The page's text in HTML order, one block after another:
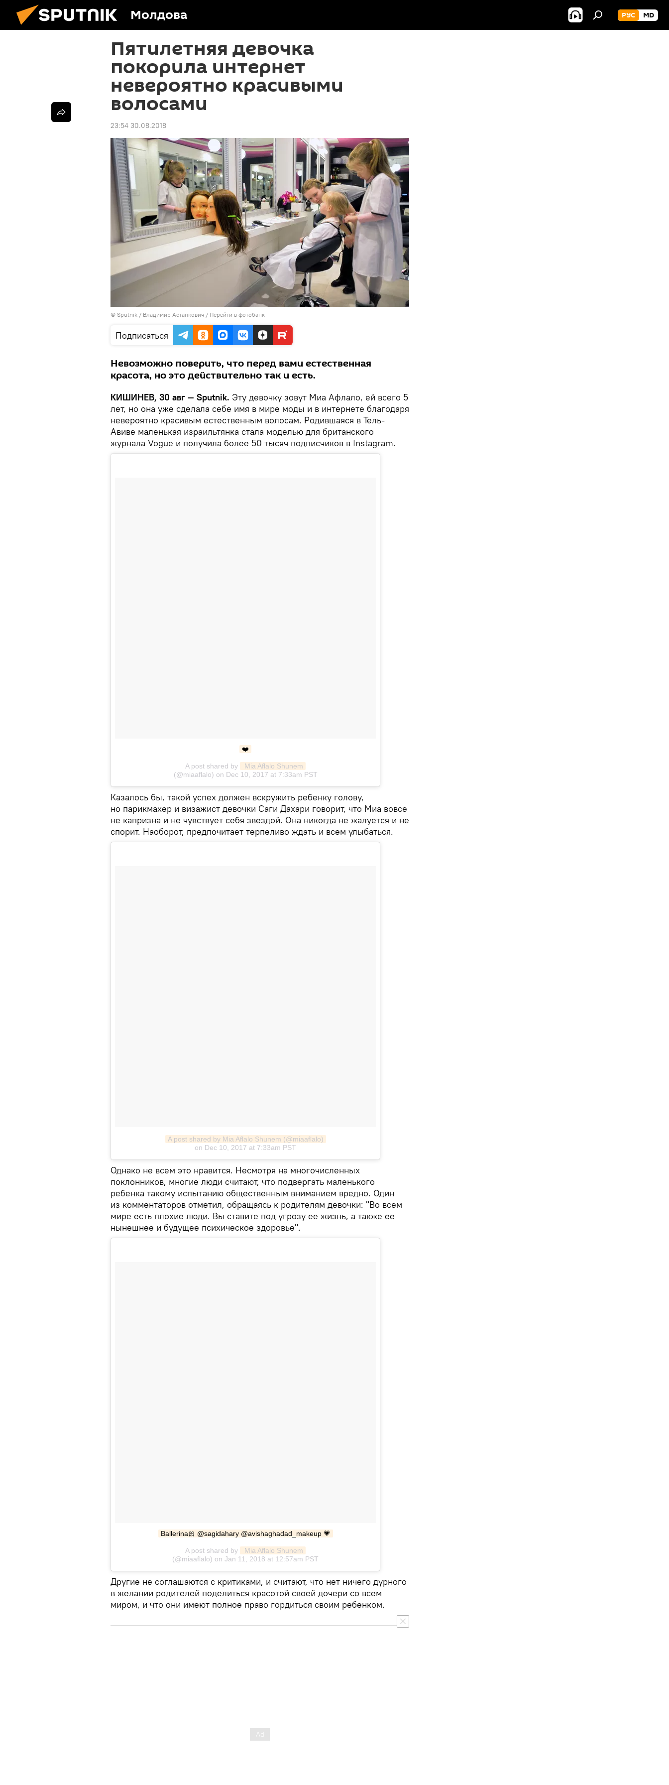
Молдова РУС MD
Пятилетняя девочка
покорила интернет
невероятно красивыми
волосами
23:54 30.08.2018
© Sputnik / Владимир Астапкович / Перейти в фотобанк
Подписаться
Невозможно поверить, что перед вами естественная
красота, но это действительно так и есть.
КИШИНЕВ, 30 авг — Sputnik. Эту девочку зовут Миа Афлало, ей всего 5
лет, но она уже сделала себе имя в мире моды и в интернете благодаря
невероятно красивым естественным волосам. Родившаяся в Тель-
Авиве маленькая израильтянка стала моделью для британского
журнала Vogue и получила более 50 тысяч подписчиков в Instagram.
❤️
A post shared by
Mia Aflalo Shunem
(@miaaflalo) on Dec 10, 2017 at 7:33am PST
Казалось бы, такой успех должен вскружить ребенку голову,
но парикмахер и визажист девочки Саги Дахари говорит, что Миа вовсе
не капризна и не чувствует себя звездой. Она никогда не жалуется и не
спорит. Наоборот, предпочитает терпеливо ждать и всем улыбаться.
A post shared by Mia Aflalo Shunem (@miaaflalo)
on Dec 10, 2017 at 7:33am PST
Однако не всем это нравится. Несмотря на многочисленных
поклонников, многие люди считают, что подвергать маленького
ребенка такому испытанию общественным вниманием вредно. Один
из комментаторов отметил, обращаясь к родителям девочки: "Во всем
мире есть плохие люди. Вы ставите под угрозу ее жизнь, а также ее
нынешнее и будущее психическое здоровье".
Ballerina🎀 @sagidahary @avishaghadad_makeup 💗
A post shared by
Mia Aflalo Shunem
(@miaaflalo) on Jan 11, 2018 at 12:57am PST
Другие не соглашаются с критиками, и считают, что нет ничего дурного
в желании родителей поделиться красотой своей дочери со всем
миром, и что они имеют полное право гордиться своим ребенком.